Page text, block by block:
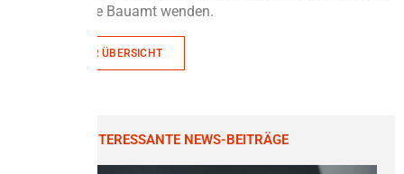
an das örtliche Bauamt wenden.
ZURÜCK ZUR ÜBERSICHT
WEITERE INTERESSANTE NEWS-BEITRÄGE